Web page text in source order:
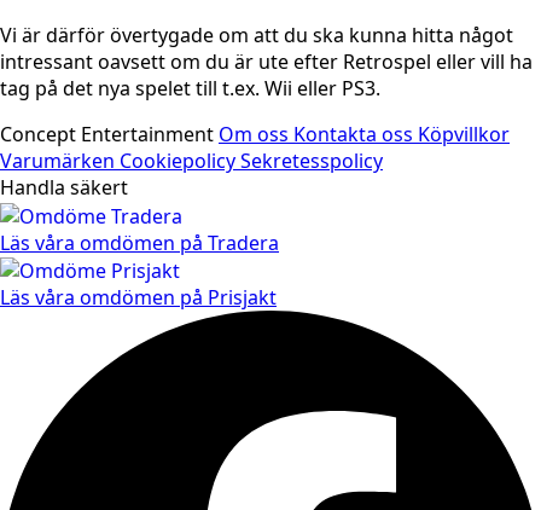
Vi är därför övertygade om att du ska kunna hitta något
intressant oavsett om du är ute efter Retrospel eller vill ha
tag på det nya spelet till t.ex. Wii eller PS3.
Concept Entertainment Om oss Kontakta oss Köpvillkor
Varumärken CookiepolicySekretesspolicy
Handla säkert
Läs våra omdömen på Tradera
Läs våra omdömen på Prisjakt